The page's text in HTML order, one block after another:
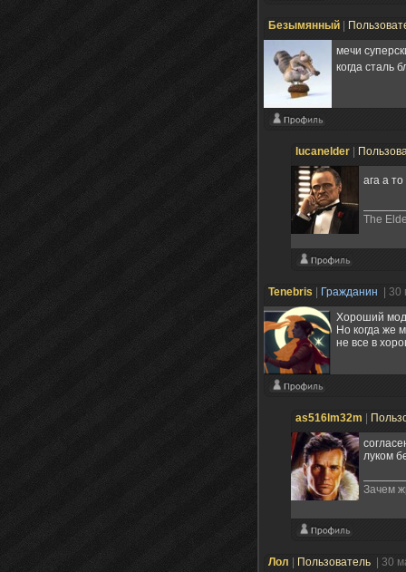
Безымянный
мечи
когда сталь
lucanelder
ага а
The
Tenebris Гражданин
|
Хороший
Но когда же
не все в
as516lm32m
луком
Зачем
Лол Пользователь
| 30